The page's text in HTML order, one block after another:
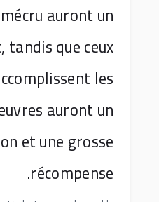
auront un
que ceux
les
auront un
et une grosse
récompense.